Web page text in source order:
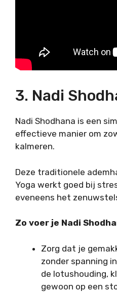
3. Nadi
Nadi Shodhana is een
effectieve manier om
kalmeren.
Deze traditionele
Yoga werkt goed bij
eveneens het
Zo voer je Nadi
Zorg dat je
zonder spanning
de lotushouding,
gewoon op een